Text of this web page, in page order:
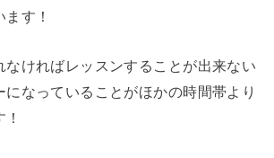
す！
なければレッスンすることが出来ない
になっていることがほかの時間帯より